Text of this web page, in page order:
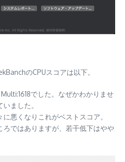
のCPUスコアは以下。
でした。なぜかわかりませ
ました。
悪くなりこれがベストスコア。
ろではありますが、若干低下はやや